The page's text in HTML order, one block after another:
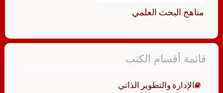
مناهج البحث العلمي
قائمة أقسام الكتب
الإدارة والتطوير الذاتي